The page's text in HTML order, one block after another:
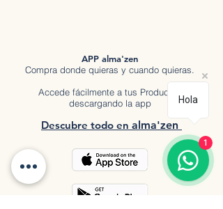
APP alma'zen
Compra donde quieras y cuando quieras.
Accede fácilmente a tus Productos
descargando la app
Descubre todo en a lma'zen
Hola
1